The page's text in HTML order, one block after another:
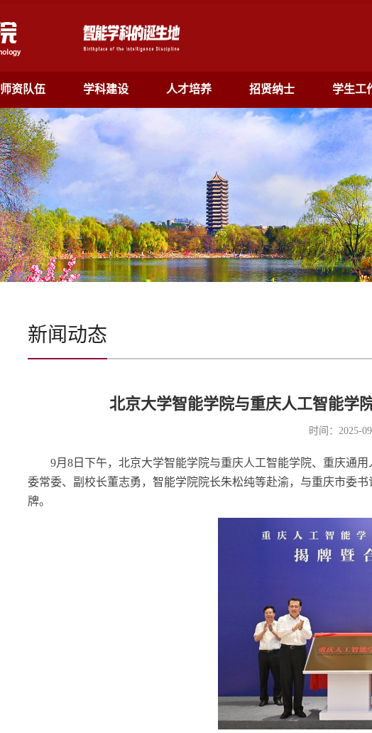
师资队伍 学科建设 人才培养 招贤纳士 学生工
新闻动态
北京大学智能学院与重庆人工智能学
时间：2025-
9月8日下午，北京大学智能学院与重庆人工智能学院、重庆通
委常委、副校长董志勇，智能学院院长朱松纯等赴渝，与重庆市委
牌。